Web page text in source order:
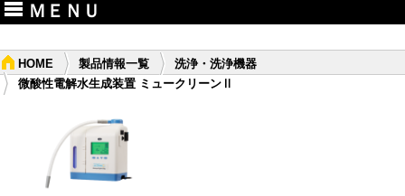
ＭＥＮＵ
HOME 製品情報一覧
洗浄・洗浄機器
微酸性電解水生成装置 ミュークリーンⅡ